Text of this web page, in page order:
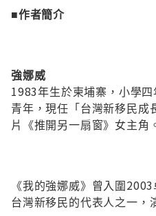
■作者簡介
強娜威
1983年生於柬埔寨，小學
青年，現任「台灣新移民
片《推開另一扇窗》女主角
《我的強娜威》曾入圍
台灣新移民的代表人之一，